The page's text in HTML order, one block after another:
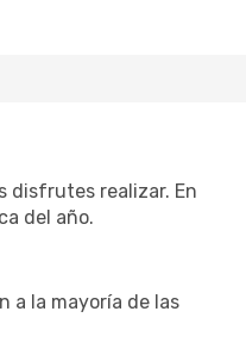
disfrutes realizar. En
del año.
a la mayoría de las